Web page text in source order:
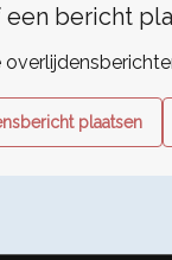
bericht
plaatsen